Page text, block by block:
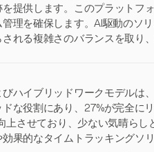
を提供します。このプラットフ
理を確保します。AI駆動のソ
れる複雑さのバランスを取り
びハイブリッドワークモデルは
ドな役割にあり、27%が完全に
上させており、少ない気晴ら
果的なタイムトラッキングソ